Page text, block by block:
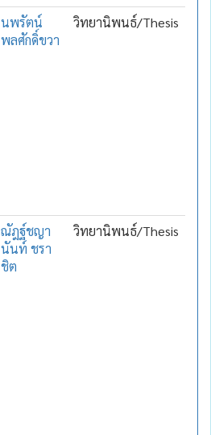
นพรัตน์
พลศักดิ์ขวา
วิทยานิพนธ์/Thesis
ณัฎฐ์ชญา
นันท์ ชรา
ชิต
วิทยานิพนธ์/Thesis